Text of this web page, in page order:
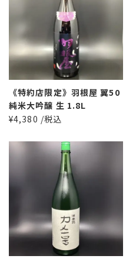
《特約店限定》羽根屋 翼50
純米大吟醸 生 1.8L
¥4,380 /税込